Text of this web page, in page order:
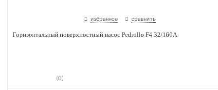
избранное сравнить
Горизонтальный поверхностный насос Pedrollo F4 32/160A
(0)